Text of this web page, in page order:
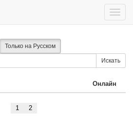
Toggle
Только на Русском
Искать
Онлайн
1 2